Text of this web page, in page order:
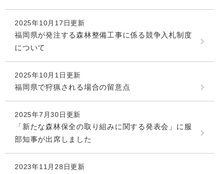
2025年10月17日更新
福岡県が発注する森林整備工事に係る競争入札制度
について
2025年10月1日更新
福岡県で狩猟される場合の留意点
2025年7月30日更新
「新たな森林保全の取り組みに関する発表会」に服
部知事が出席しました
2023年11月28日更新